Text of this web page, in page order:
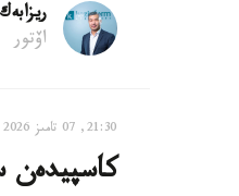
اۆتور
21:30, 07 تامىز 2026
كاسپيدەن